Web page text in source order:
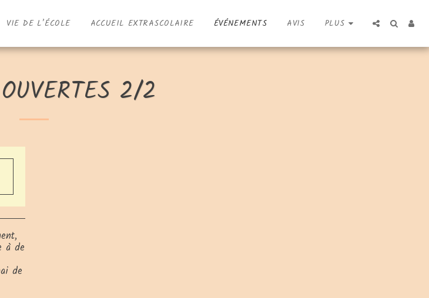
VIE DE L’ÉCOLE ACCUEIL EXTRASCOLAIRE ÉVÉNEMENTS AVIS PLUS
2/2
à de
de